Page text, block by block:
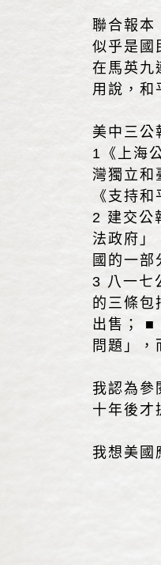
聯合報本
似乎是國
在馬英九
用說，和
美中三公
1《上海
灣獨立
《支持
2 建交公
法政府」
國的一部
3 八一七
的三條
出售； ■
問題」
我認為參
十年後才
我想美國